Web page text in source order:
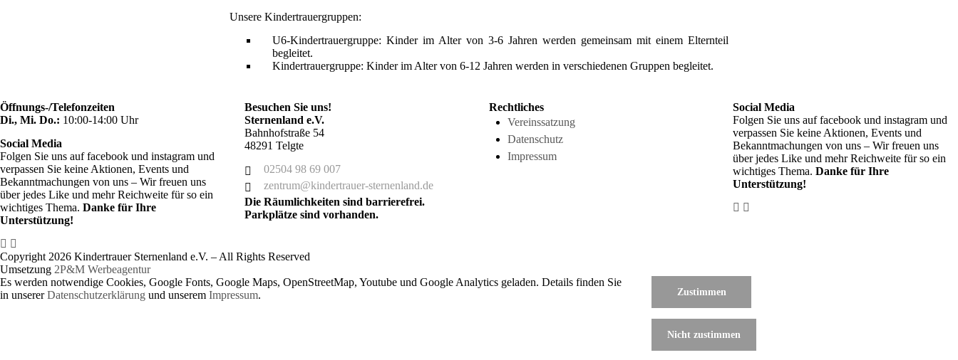
Unsere Kindertrauergruppen:
U6-Kindertrauergruppe: Kinder im Alter von 3-6 Jahren werden gemeinsam mit einem Elternteil
begleitet.
Kindertrauergruppe: Kinder im Alter von 6-12 Jahren werden in verschiedenen Gruppen begleitet.
Öffnungs-/Telefonzeiten
Di., Mi. Do.: 10:00-14:00 Uhr
Social Media
Folgen Sie uns auf facebook und instagram und
verpassen Sie keine Aktionen, Events und
Bekanntmachungen von uns – Wir freuen uns
über jedes Like und mehr Reichweite für so ein
wichtiges Thema.Danke für Ihre
Unterstützung!
Besuchen Sie uns!
Sternenland e.V.
Bahnhofstraße 54
48291 Telgte
02504 98 69 007
zentrum@kindertrauer-sternenland.de
Die Räumlichkeiten sind barrierefrei.
Parkplätze sind vorhanden.
Rechtliches
Vereinssatzung
Datenschutz
Impressum
Social Media
Folgen Sie uns auf facebook und instagram und
verpassen Sie keine Aktionen, Events und
Bekanntmachungen von uns – Wir freuen uns
über jedes Like und mehr Reichweite für so ein
wichtiges Thema.Danke für Ihre
Unterstützung!
Copyright 2026 Kindertrauer Sternenland e.V. – All Rights Reserved
Umsetzung 2P&M Werbeagentur
Es werden notwendige Cookies, Google Fonts, Google Maps, OpenStreetMap, Youtube und Google Analytics geladen. Details finden Sie
in unsererDatenschutzerklärung und unseremImpressum. Zustimmen
Nicht zustimmen